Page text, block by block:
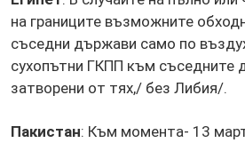
на границите възможните
съседни държави само по
сухопътни ГКПП към съседните
затворени от тях,/ без Либия/.
Пакистан: Към момента- 13